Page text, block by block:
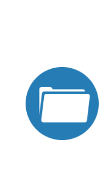
結果
學
結果